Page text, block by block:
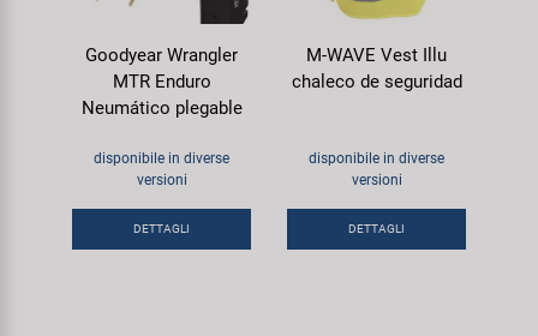
Goodyear Wrangler
MTR Enduro
Neumático plegable
disponibile in diverse
versioni
DETTAGLI
M-WAVE Vest Illu
chaleco de seguridad
disponibile in diverse
versioni
DETTAGLI